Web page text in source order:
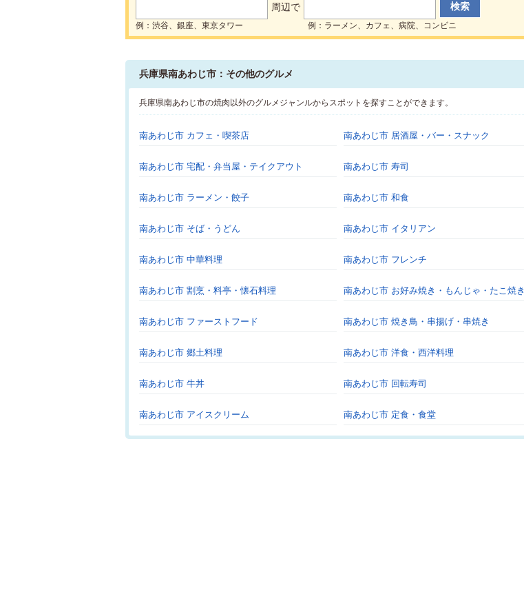
周辺で
例：渋谷、銀座、東京タワー 例：ラーメン、カフェ、病院、コンビニ
兵庫県南あわじ市：その他のグルメ
兵庫県南あわじ市の焼肉以外のグルメジャンルからスポットを探すことができます。
南あわじ市 カフェ・喫茶店 南あわじ市 居酒屋・バー・スナック
南あわじ市 宅配・弁当屋・テイクアウト 南あわじ市 寿司
南あわじ市 ラーメン・餃子 南あわじ市 和食
南あわじ市 そば・うどん 南あわじ市 イタリアン
南あわじ市 中華料理 南あわじ市 フレンチ
南あわじ市 割烹・料亭・懐石料理 南あわじ市 お好み焼き・もんじゃ・たこ焼き
南あわじ市 ファーストフード 南あわじ市 焼き鳥・串揚げ・串焼き
南あわじ市 郷土料理 南あわじ市 洋食・西洋料理
南あわじ市 牛丼 南あわじ市 回転寿司
南あわじ市 アイスクリーム 南あわじ市 定食・食堂